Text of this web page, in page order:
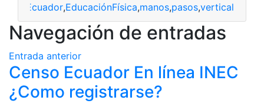
Ecuador,EducaciónFísica,manos,pasos,vertical
Navegación de entradas
Entrada anterior
Censo Ecuador En línea INEC
¿Como registrarse?